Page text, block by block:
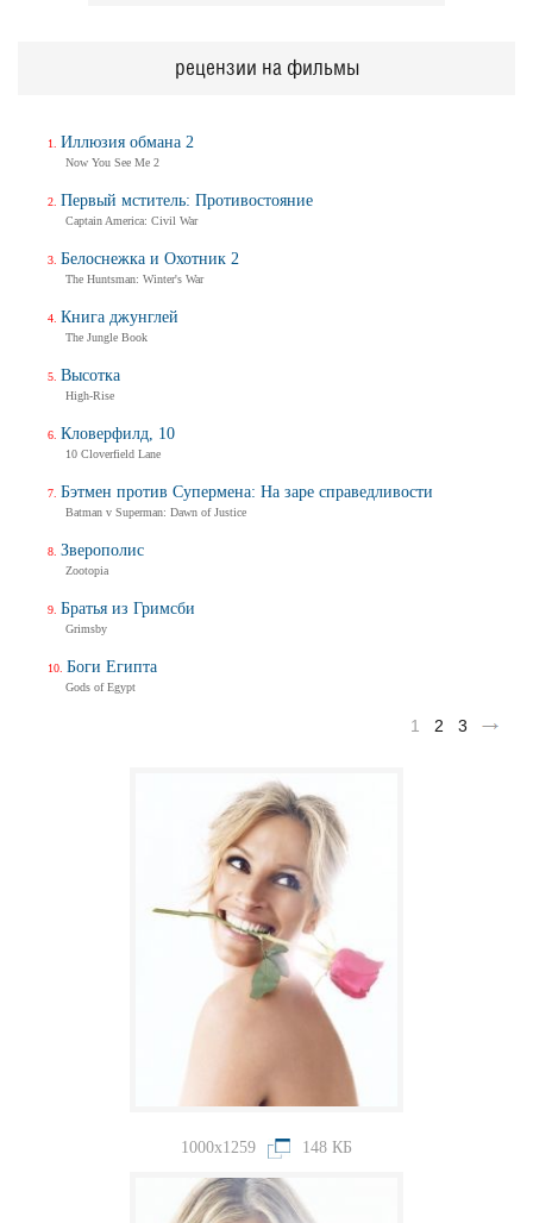
1 2 3
1000x1259 148 КБ
рецензии на фильмы
Иллюзия обмана 2
Now You See Me 2
Первый мститель: Противостояние
Captain America: Civil War
Белоснежка и Охотник 2
The Huntsman: Winter's War
Книга джунглей
The Jungle Book
Высотка
High-Rise
Кловерфилд, 10
10 Cloverfield Lane
Бэтмен против Супермена: На заре справедливости
Batman v Superman: Dawn of Justice
Зверополис
Zootopia
Братья из Гримсби
Grimsby
Боги Египта
Gods of Egypt